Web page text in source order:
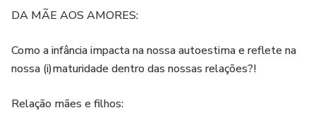
DA MÃE AOS AMORES:
Como a infância impacta na nossa autoestima e reflete na
nossa (i)maturidade dentro das nossas relações?!
Relação mães e filhos: